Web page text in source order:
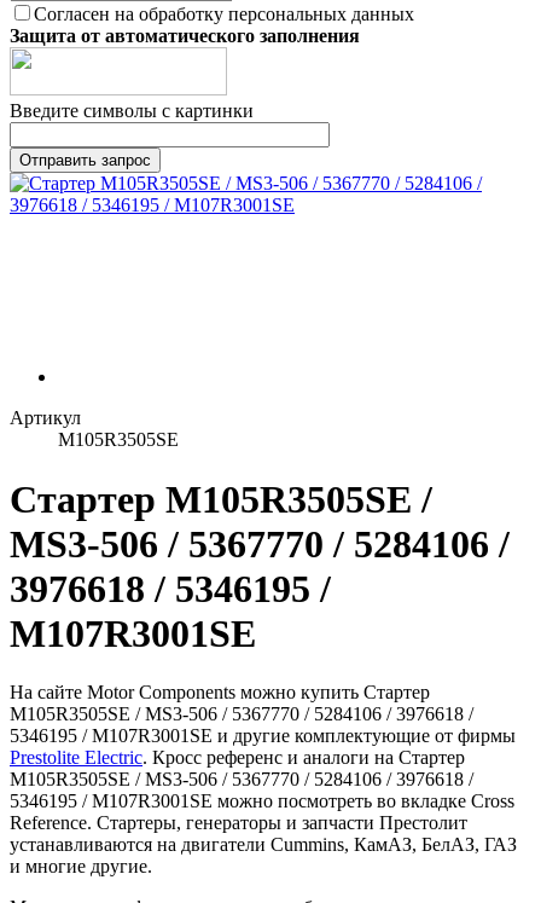
Согласен на обработку персональных данных
Защита от автоматического заполнения
Введите символы с картинки
Артикул
M105R3505SE
Стартер M105R3505SE /
MS3-506 / 5367770 / 5284106 /
3976618 / 5346195 /
M107R3001SE
На сайте Motor Components можно купить Стартер
M105R3505SE / MS3-506 / 5367770 / 5284106 / 3976618 /
5346195 / M107R3001SE и другие комплектующие от фирмы
Prestolite Electric. Кросс референс и аналоги на Стартер
M105R3505SE / MS3-506 / 5367770 / 5284106 / 3976618 /
5346195 / M107R3001SE можно посмотреть во вкладке Cross
Reference. Стартеры, генераторы и запчасти Престолит
устанавливаются на двигатели Cummins, КамАЗ, БелАЗ, ГАЗ
и многие другие.